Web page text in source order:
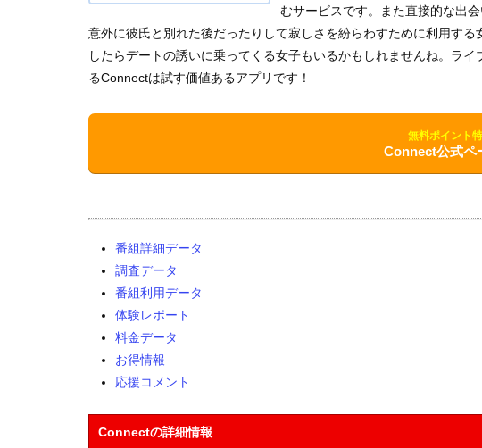
むサービスです。また直接的な出
意外に彼氏と別れた後だったりして寂しさを紛らわすために利用す
したらデートの誘いに乗ってくる女子もいるかもしれませんね。ラ
るConnectは試す価値あるアプリです！
無料ポイント
Connect公式ペ
番組詳細データ
調査データ
番組利用データ
体験レポート
料金データ
お得情報
応援コメント
Connectの詳細情報